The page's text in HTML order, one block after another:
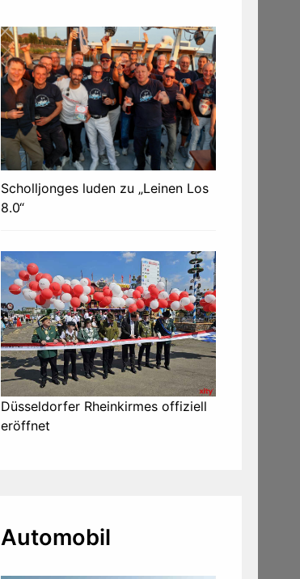
Scholljonges luden zu „Leinen Los
8.0“
Düsseldorfer Rheinkirmes offiziell
eröffnet
Automobil